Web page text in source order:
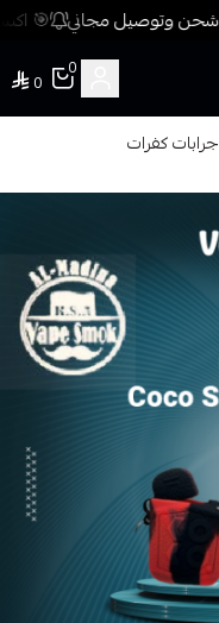
🎯
0
0
جرابات كفرات